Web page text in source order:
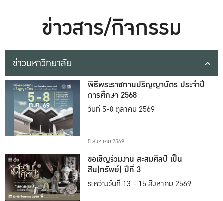
ข่าวสาร/กิจกรรม
ข่าวมหาวิทยาลัย
พิธีพระราชทานปริญญาบัตร ประจำปี
การศึกษา 2568
วันที่ 5-8 ตุลาคม 2569
5 สิงหาคม 2569
ขอเชิญร่วมงาน สะสมศิลป์ เป็น
สิน(ทรัพย์) ปีที่ 3
ระหว่างวันที่ 13 - 15 สิงหาคม 2569